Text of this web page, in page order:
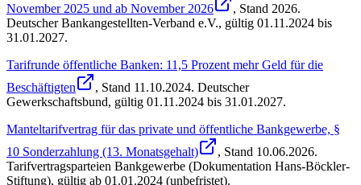
November 2025 und ab November 2026
, Stand 2026.
Deutscher Bankangestellten-Verband e.V., gültig 01.11.2024 bis
31.01.2027.
Tarifrunde öffentliche Banken: 11,5 Prozent mehr Geld für die
Beschäftigten
, Stand 11.10.2024. Deutscher
Gewerkschaftsbund, gültig 01.11.2024 bis 31.01.2027.
Manteltarifvertrag für das private und öffentliche Bankgewerbe, §
10 Sonderzahlung (13. Monatsgehalt)
, Stand 10.06.2026.
Tarifvertragsparteien Bankgewerbe (Dokumentation Hans-Böckler-
Stiftung), gültig ab 01.01.2024 (unbefristet).